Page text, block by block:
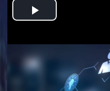
Play
Video